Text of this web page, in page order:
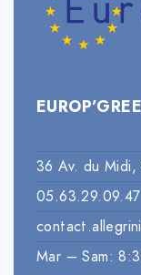
36 Av. du
05.63.29.09.47
Mar – Sam: